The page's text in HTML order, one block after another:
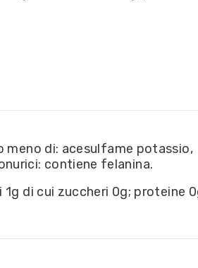
meno di: acesulfame potassio,
contiene felanina.
di cui zuccheri 0g; proteine